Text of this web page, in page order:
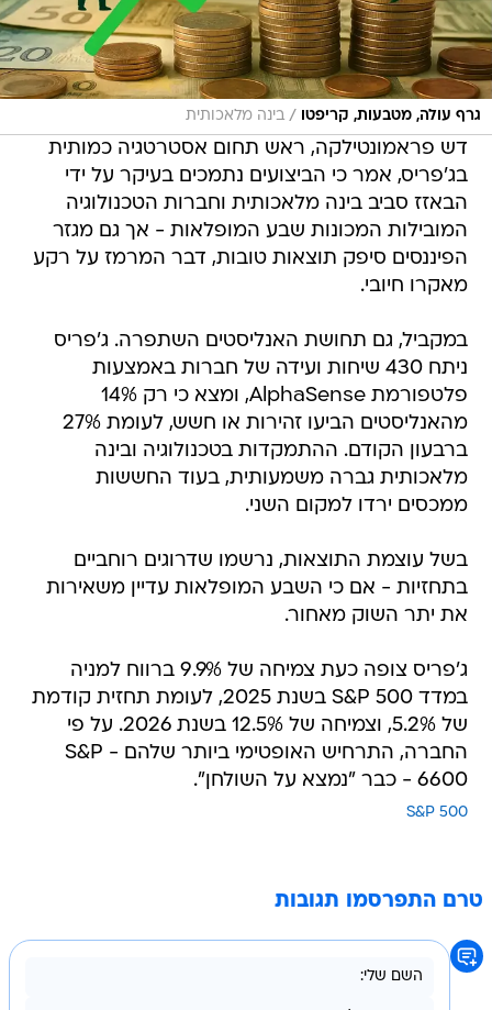
גרף עולה, מטבעות, קריפטו / בינה מלאכותית
דש פראמונטילקה, ראש תחום אסטרטגיה כמותית
בג'פריס, אמר כי הביצועים נתמכים בעיקר על ידי
הבאזז סביב בינה מלאכותית וחברות הטכנולוגיה
המובילות המכונות שבע המופלאות - אך גם מגזר
הפיננסים סיפק תוצאות טובות, דבר המרמז על רקע
מאקרו חיובי.
במקביל, גם תחושת האנליסטים השתפרה. ג'פריס
ניתח 430 שיחות ועידה של חברות באמצעות
פלטפורמת AlphaSense, ומצא כי רק 14%
מהאנליסטים הביעו זהירות או חשש, לעומת 27%
ברבעון הקודם. ההתמקדות בטכנולוגיה ובינה
מלאכותית גברה משמעותית, בעוד החששות
ממכסים ירדו למקום השני.
בשל עוצמת התוצאות, נרשמו שדרוגים רוחביים
בתחזיות - אם כי השבע המופלאות עדיין משאירות
את יתר השוק מאחור.
ג'פריס צופה כעת צמיחה של 9.9% ברווח למניה
במדד S&P 500 בשנת 2025, לעומת תחזית קודמת
של 5.2%, וצמיחה של 12.5% בשנת 2026. על פי
החברה, התרחיש האופטימי ביותר שלהם - S&P
6600 - כבר "נמצא על השולחן".
S&P 500
טרם התפרסמו תגובות